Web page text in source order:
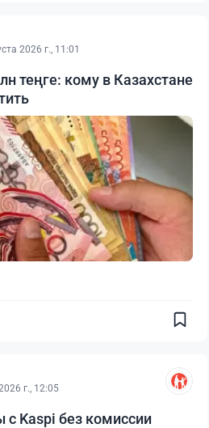
2026 г., 11:01
теңге: кому в Казахстане
г., 12:05
Kaspi без комиссии